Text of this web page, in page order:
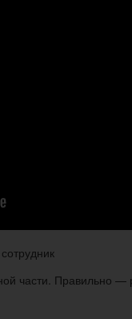
части. Правильно